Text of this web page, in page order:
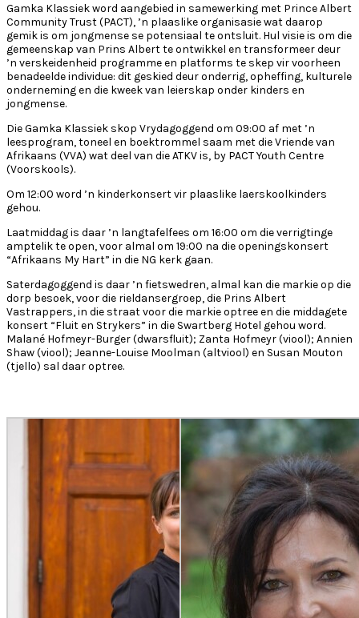
Gamka Klassiek word aangebied in samewerking met Prince Albert
Community Trust (PACT), ’n plaaslike organisasie wat daarop
gemik is om jongmense se potensiaal te ontsluit. Hul visie is om die
gemeenskap van Prins Albert te ontwikkel en transformeer deur
’n verskeidenheid programme en platforms te skep vir voorheen
benadeelde individue: dit geskied deur onderrig, opheffing, kulturele
onderneming en die kweek van leierskap onder kinders en
jongmense.
Die Gamka Klassiek skop Vrydagoggend om 09:00 af met ’n
leesprogram, toneel en boektrommel saam met die Vriende van
Afrikaans (VVA) wat deel van die ATKV is, by PACT Youth Centre
(Voorskools).
Om 12:00 word ’n kinderkonsert vir plaaslike laerskoolkinders
gehou.
Laatmiddag is daar ’n langtafelfees om 16:00 om die verrigtinge
amptelik te open, voor almal om 19:00 na die openingskonsert
“Afrikaans My Hart” in die NG kerk gaan.
Saterdagoggend is daar ’n fietswedren, almal kan die markie op die
dorp besoek, voor die rieldansergroep, die Prins Albert
Vastrappers, in die straat voor die markie optree en die middagete
konsert “Fluit en Strykers” in die Swartberg Hotel gehou word.
Malané Hofmeyr-Burger (dwarsfluit); Zanta Hofmeyr (viool); Annien
Shaw (viool); Jeanne-Louise Moolman (altviool) en Susan Mouton
(tjello) sal daar optree.